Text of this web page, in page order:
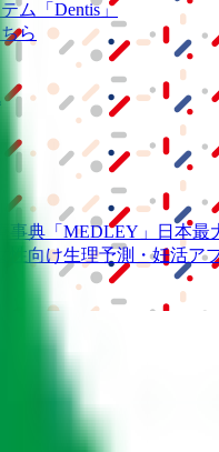
ム
「Dentis」
ら
事典 「MEDLEY」 日本最
女性向け生理予測・妊活ア